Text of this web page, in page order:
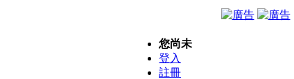
您尚未
登入
註冊